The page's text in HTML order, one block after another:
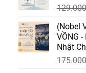
(Nobel
VỒNG
Nhật